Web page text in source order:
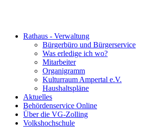
Rathaus - Verwaltung
Bürgerbüro und Bürgerservice
Was erledige ich wo?
Mitarbeiter
Organigramm
Kulturraum Ampertal e.V.
Haushaltspläne
Aktuelles
Behördenservice Online
Über die VG-Zolling
Volkshochschule